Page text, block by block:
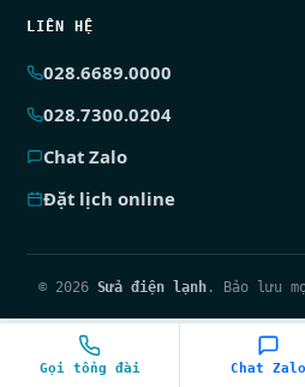
LIÊN HỆ
028.6689.0000
028.7300.0204
Chat Zalo
Đặt lịch online
© 2026 Sửa điện lạnh. Bảo lưu
Gọi tổng đài Chat Zalo